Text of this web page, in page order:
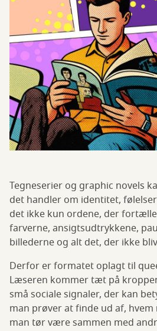
Tegneserier og graphic novels
det handler om identitet,
det ikke kun ordene, der
farverne, ansigtsudtrykkene,
billederne og alt det, der ikke
Derfor er formatet oplagt til
Læseren kommer tæt på
små sociale signaler, der kan
man prøver at finde ud af, hvem
man tør være sammen med